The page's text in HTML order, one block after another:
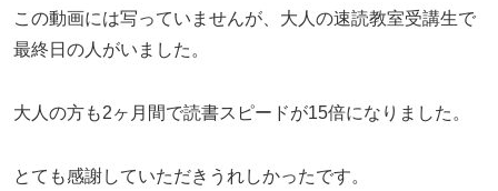
この動画には写っていませんが、大人の速読教室受講生で
最終日の人がいました。
大人の方も2ヶ月間で読書スピードが15倍になりました。
とても感謝していただきうれしかったです。